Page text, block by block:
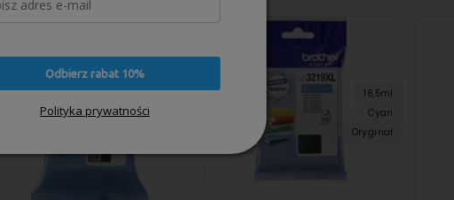
60ml
16,5ml
Cyan
Oryginał
Odbierz rabat 10%
Polityka prywatności